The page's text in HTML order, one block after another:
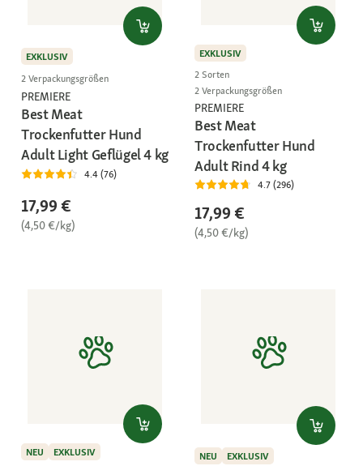
EXKLUSIV
2 Verpackungsgrößen
PREMIERE
Best Meat
Trockenfutter Hund
Adult Light Geflügel 4 kg
4.4 (76)
17,99 €
(4,50 €/kg)
EXKLUSIV
2 Sorten
2 Verpackungsgrößen
PREMIERE
Best Meat
Trockenfutter Hund
Adult Rind 4 kg
4.7 (296)
17,99 €
(4,50 €/kg)
NEU EXKLUSIV NEU EXKLUSIV